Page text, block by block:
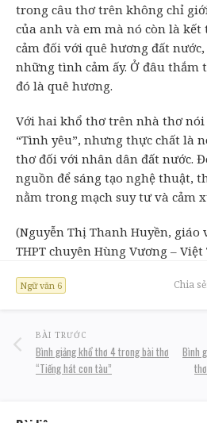
trong câu thơ trên không chỉ
của anh và em mà nó còn là
cảm đối với quê hương đất
những tình cảm ấy. Ở đâu
đó là quê hương.
Với hai khổ thơ trên nhà thơ
“Tình yêu”, nhưng thực chất là
thơ đối với nhân dân đất nước.
nguồn để sáng tạo nghệ thuật,
nằm trong mạch suy tư và cảm
(Nguyễn Thị Thanh Huyền,
THPT chuyên Hùng Vương –
Ngữ văn 6 Chia sẻ:
BÀI TRƯỚC
Bình giảng khổ thơ 4 trong bài thơ
“Tiếng hát con tàu”
Bình